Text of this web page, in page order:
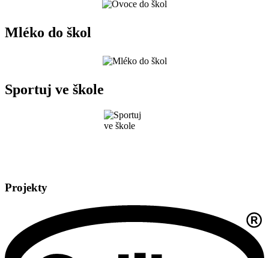
Mléko do škol
Sportuj ve škole
Projekty